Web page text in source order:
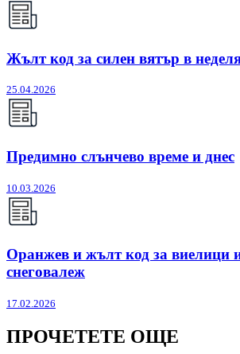
Жълт код за силен вятър в
25.04.2026
Предимно слънчево време и днес
10.03.2026
Оранжев и жълт код за виелици
снеговалеж
17.02.2026
ПРОЧЕТЕТЕ ОЩЕ